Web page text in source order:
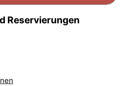
Reservierungen